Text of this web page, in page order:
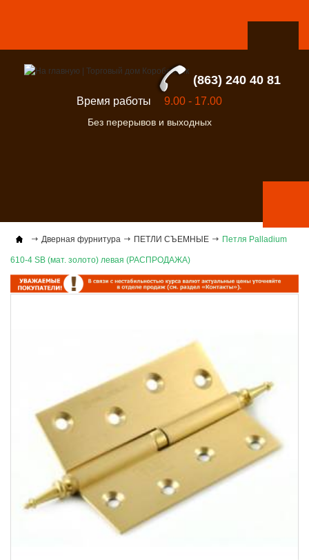
(863) 240 40 81
Время работы 9.00 - 17.00
Без перерывов и выходных
Дверная фурнитура ПЕТЛИ СЪЕМНЫЕ Петля Palladium
610-4 SВ (мат. золото) левая (РАСПРОДАЖА)